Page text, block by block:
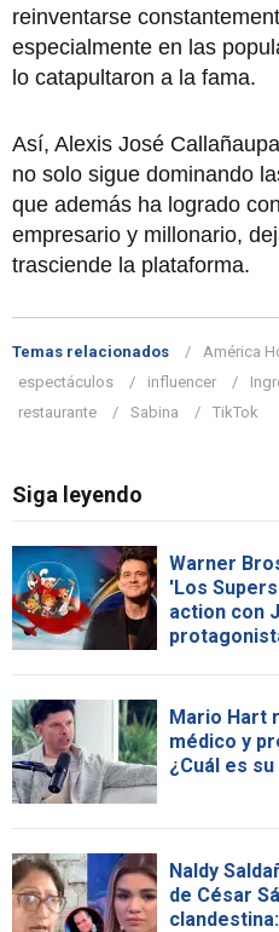
reinventarse
especialmente en las
lo catapultaron a la fama.
Así, Alexis José
no solo sigue dominando
que además ha logrado
empresario y millonario,
trasciende la plataforma.
Temas relacionados América
espectáculos
influencer
restaurante
Sabina TikTok
Siga leyendo
Warner
'Los
action con
Mario Hart
médico y
¿Cuál es
Naldy
de César